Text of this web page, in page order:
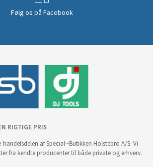
Følg os på Facebook
RIGTIGE PRIS
handelsdelen af Special~Butikken Holstebro A/S. Vi
fra kendte producenter til både private og erhverv.